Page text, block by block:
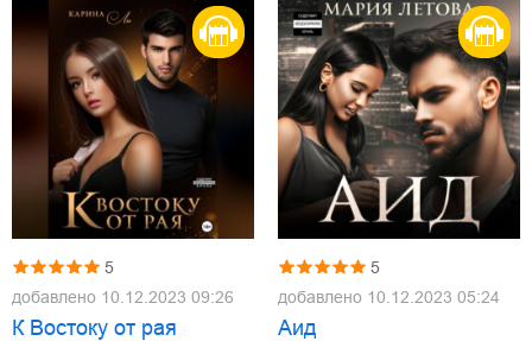
5
добавлено 10.12.2023 09:26
К Востоку от рая
5
добавлено 10.12.2023 05:24
Аид